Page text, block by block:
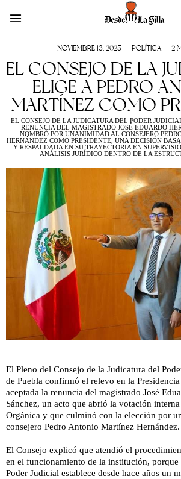
NOVIEMBRE 13, 2025 POLÍTICA 2
EL CONSEJO DE LA
ELIGE A PEDRO
MARTÍNEZ COMO
EL CONSEJO DE LA JUDICATURA DEL PODER
RENUNCIA DEL MAGISTRADO JOSÉ EDUARDO
NOMBRÓ POR UNANIMIDAD AL CONSEJERO
HERNÁNDEZ COMO PRESIDENTE, UNA DECISIÓN
Y RESPALDADA EN SU TRAYECTORIA EN
ANÁLISIS JURÍDICO DENTRO DE LA
El Pleno del Consejo de la Judicatura del
de Puebla confirmó el relevo en la
aceptada la renuncia del magistrado José
Sánchez, un acto que abrió la votación
Orgánica y que culminó con la elección por
consejero Pedro Antonio Martínez Hernández.
El Consejo explicó que atendió el
en el funcionamiento de la institución,
Poder Judicial establece desde hace años un